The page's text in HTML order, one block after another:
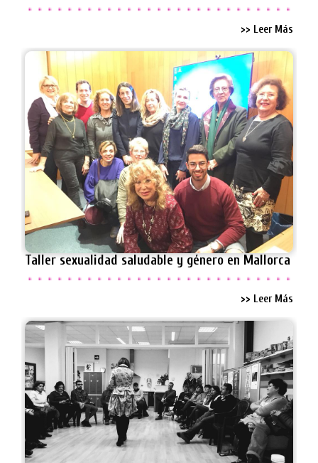
>> Leer Más
Taller sexualidad saludable y género en Mallorca
>> Leer Más